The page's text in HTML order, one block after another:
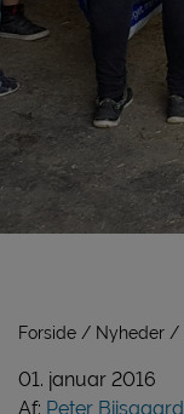
Forside Nyheder
01. januar 2016
Af: Peter Biisgaard